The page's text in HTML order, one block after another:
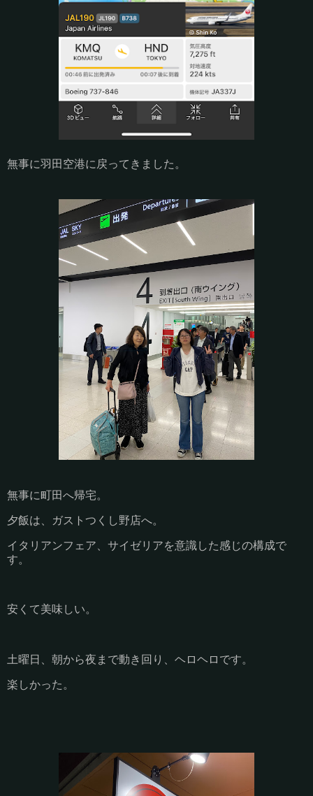
無事に羽田空港に戻ってきました。
無事に町田へ帰宅。
夕飯は、ガストつくし野店へ。
イタリアンフェア、サイゼリアを意識した感じの構成で
す。
安くて美味しい。
土曜日、朝から夜まで動き回り、ヘロヘロです。
楽しかった。